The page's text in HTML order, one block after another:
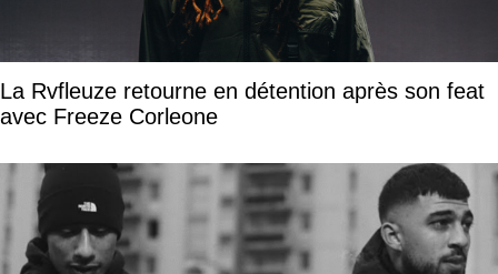
La Rvfleuze retourne en détention après son feat
avec Freeze Corleone